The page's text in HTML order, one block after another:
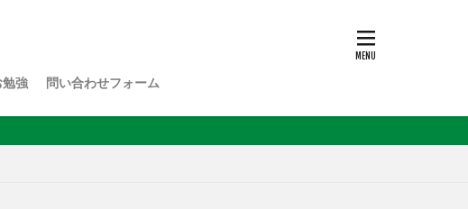
強 問い合わせフォーム